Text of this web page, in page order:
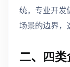
统，专业开发
场景的边界，
二、四